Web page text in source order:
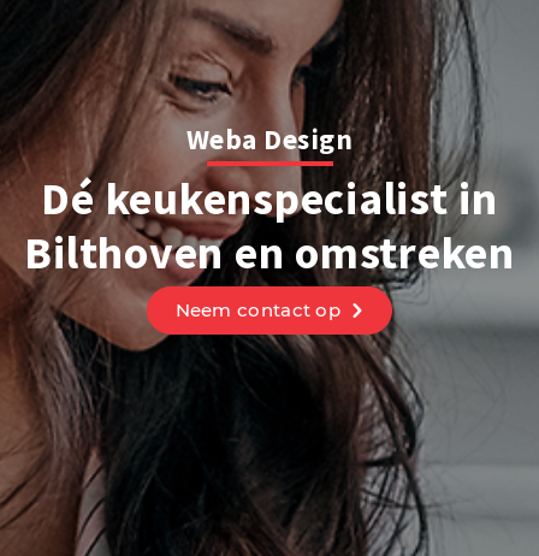
Weba Design
Dé keukenspecialist in
Bilthoven en omstreken
Neem contact op